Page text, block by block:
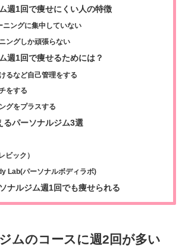
週1回で痩せにくい人の特徴
ニングに集中していない
ングしか頑張らない
週1回で痩せるためには？
るなど自己管理をする
をする
グをプラスする
るパーソナルジム3選
ビック）
Lab(パーソナルボディラボ)
ナルジム週1回でも痩せられる
ムのコースに週2回が多い